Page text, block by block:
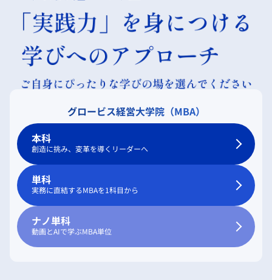
グロービス経営大学院（MBA）
本科
創造に挑み、変革を導くリーダーへ
単科
実務に直結するMBAを1科目から
ナノ単科
動画とAIで学ぶMBA単位